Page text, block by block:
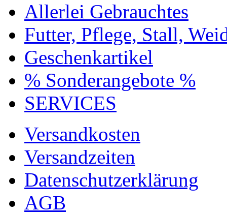
Allerlei Gebrauchtes
Futter, Pflege, Stall,
Geschenkartikel
% Sonderangebote %
SERVICES
Versandkosten
Versandzeiten
Datenschutzerklärung
AGB